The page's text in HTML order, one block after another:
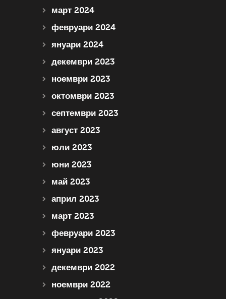
март 2024
февруари 2024
януари 2024
декември 2023
ноември 2023
октомври 2023
септември 2023
август 2023
юли 2023
юни 2023
май 2023
април 2023
март 2023
февруари 2023
януари 2023
декември 2022
ноември 2022